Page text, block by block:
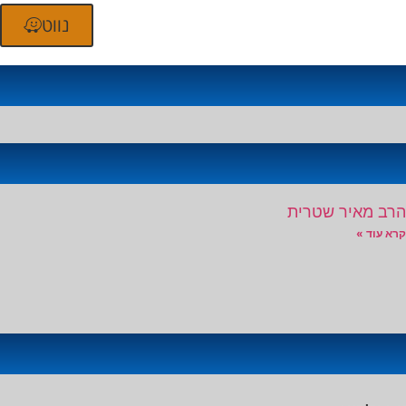
נווט
הרב מאיר שטרית
קרא עוד »